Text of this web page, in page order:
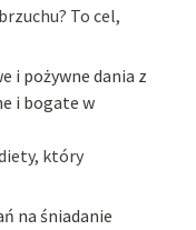
To cel,
i pożywne dania z
i bogate w
który
na śniadanie